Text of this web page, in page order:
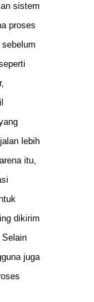
sistem
proses
lebih
itu,
dikirim
juga